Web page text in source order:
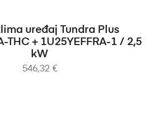
DODAJ U KOŠARICU
uređaj Tundra Plus
THC + 1U25YEFFRA-1 / 2,5
kW
546,32 €